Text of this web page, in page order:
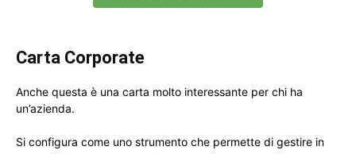
Carta Corporate
Anche questa è una carta molto interessante per chi ha
un’azienda.
Si configura come uno strumento che permette di gestire in